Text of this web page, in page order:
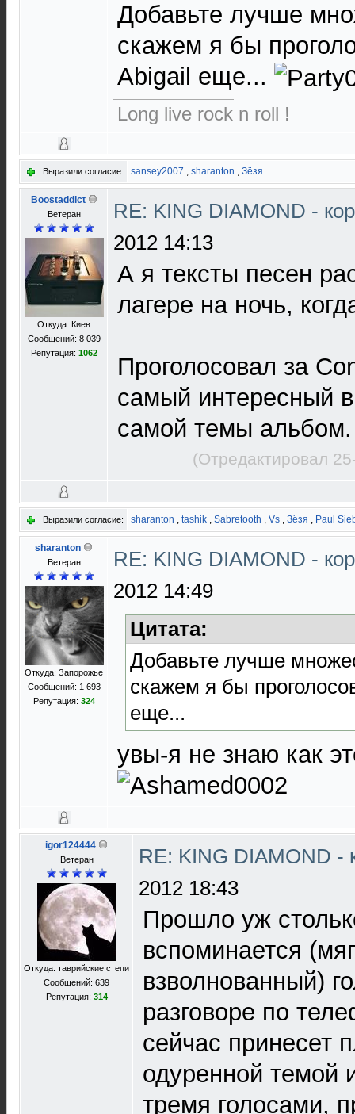
Добавьте лучше
скажем я бы
Abigail еще...
Long live rock n roll !
Выразили согласие: sansey2007 , sharanton , Зёзя
Boostaddict
Ветеран
Откуда: Киев
Сообщений: 8 039
Репутация: 1062
RE: KING DIAMOND -
2012 14:13
А я тексты песен
лагере на ночь,
Проголосовал за
самый интересный
самой темы альбом.
(Отредактировал
Выразили согласие: sharanton , tashik , Sabretooth , Vs , Зёзя , Paul
sharanton
Ветеран
Откуда: Запорожье
Сообщений: 1 693
Репутация: 324
RE: KING DIAMOND -
2012 14:49
Цитата:
Добавьте лучше
скажем я бы
еще...
увы-я не знаю как
igor124444
Ветеран
Откуда: таврийские степи
Сообщений: 639
Репутация: 314
RE: KING DIAMOND -
2012 18:43
Прошло уж
вспоминается
взволнованный)
разговоре по
сейчас принесет
одуренной темой
тремя голосами,